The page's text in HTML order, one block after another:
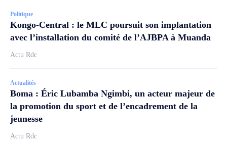
Politique
Kongo-Central : le MLC poursuit son implantation
avec l’installation du comité de l’AJBPA à Muanda
Actu Rdc
Actualités
Boma : Éric Lubamba Ngimbi, un acteur majeur de
la promotion du sport et de l’encadrement de la
jeunesse
Actu Rdc